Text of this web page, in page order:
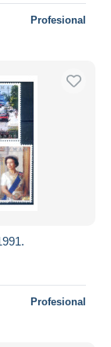
Profesional
Profesional